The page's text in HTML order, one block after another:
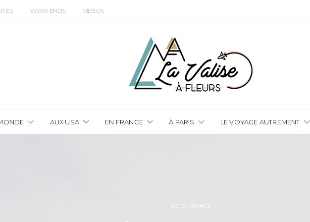
WEEK ENDS VIDÉOS
AUX USA EN FRANCE À PARIS LE VOYAGE AUTREMENT
ILE DE FRANCE